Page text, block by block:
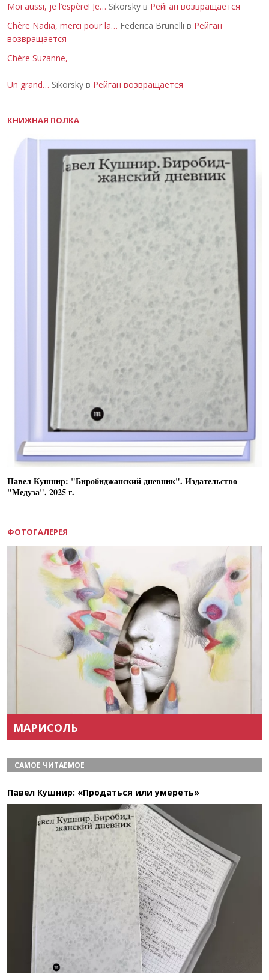
Moi aussi, je l’espère! Je… Sikorsky в Рейган возвращается
Chère Nadia, merci pour la… Federica Brunelli в Рейган
возвращается
Chère Suzanne,
Un grand… Sikorsky в Рейган возвращается
КНИЖНАЯ ПОЛКА
Павел Кушнир: "Биробиджанский дневник". Издательство
"Медуза", 2025 г.
ФОТОГАЛЕРЕЯ
МАРИСОЛЬ
САМОЕ ЧИТАЕМОЕ
Павел Кушнир: «Продаться или умереть»